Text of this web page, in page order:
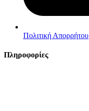
Πολιτική Απορρήτου
Πληροφορίες